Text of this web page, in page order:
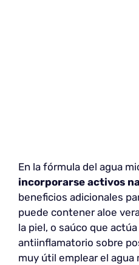
En la fórmula del agua
incorporarse activos
beneficios adicionales
puede contener aloe
la piel, o saúco que
antiinflamatorio sobre
muy útil emplear el agua